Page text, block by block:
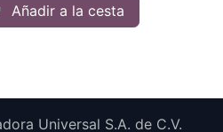
Añadir a la cesta
Universal S.A. de C.V.